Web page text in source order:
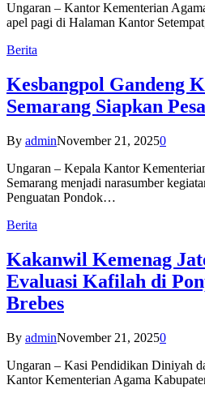
Ungaran – Kantor Kementerian
apel pagi di Halaman Kantor
Berita
Kesbangpol Gandeng
Semarang Siapkan
By adminNovember 21, 20250
Ungaran – Kepala Kantor
Semarang menjadi narasumber
Penguatan Pondok…
Berita
Kakanwil Kemenag
Evaluasi Kafilah di
Brebes
By adminNovember 21, 20250
Ungaran – Kasi Pendidikan Diniyah
Kantor Kementerian Agama